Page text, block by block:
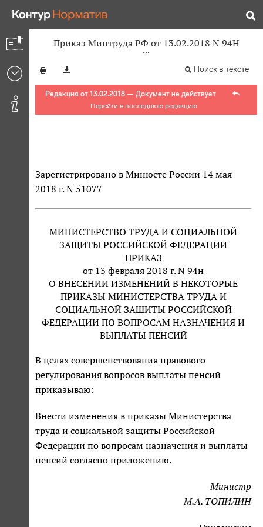
Приказ Минтруда РФ от 13.02.2018 N 94Н
Поиск в тексте
Редакция от 13.02.2018 — Документ не действует
Перейти в последнюю редакцию
Зарегистрировано в Минюсте России 14 мая
2018 г. N 51077
МИНИСТЕРСТВО ТРУДА И СОЦИАЛЬНОЙ
ЗАЩИТЫ РОССИЙСКОЙ ФЕДЕРАЦИИ
ПРИКАЗ
от 13 февраля 2018 г. N 94н
О ВНЕСЕНИИ ИЗМЕНЕНИЙ В НЕКОТОРЫЕ
ПРИКАЗЫ МИНИСТЕРСТВА ТРУДА И
СОЦИАЛЬНОЙ ЗАЩИТЫ РОССИЙСКОЙ
ФЕДЕРАЦИИ ПО ВОПРОСАМ НАЗНАЧЕНИЯ И
ВЫПЛАТЫ ПЕНСИЙ
В целях совершенствования правового
регулирования вопросов выплаты пенсий
приказываю:
Внести изменения в приказы Министерства
труда и социальной защиты Российской
Федерации по вопросам назначения и выплаты
пенсий согласно приложению.
Министр
М.А. ТОПИЛИН